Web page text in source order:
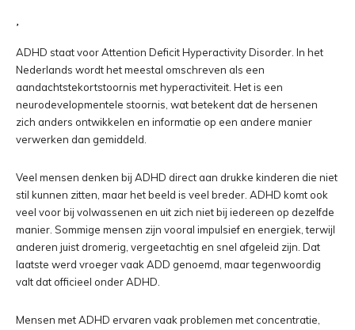
ADHD staat voor Attention Deficit Hyperactivity Disorder. In het
Nederlands wordt het meestal omschreven als een
aandachtstekortstoornis met hyperactiviteit. Het is een
neurodevelopmentele stoornis, wat betekent dat de hersenen
zich anders ontwikkelen en informatie op een andere manier
verwerken dan gemiddeld.
Veel mensen denken bij ADHD direct aan drukke kinderen die niet
stil kunnen zitten, maar het beeld is veel breder. ADHD komt ook
veel voor bij volwassenen en uit zich niet bij iedereen op dezelfde
manier. Sommige mensen zijn vooral impulsief en energiek, terwijl
anderen juist dromerig, vergeetachtig en snel afgeleid zijn. Dat
laatste werd vroeger vaak ADD genoemd, maar tegenwoordig
valt dat officieel onder ADHD.
Mensen met ADHD ervaren vaak problemen met concentratie,